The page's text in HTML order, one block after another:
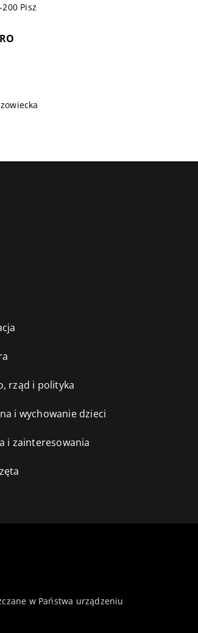
Pisz
rząd i polityka
i wychowanie dzieci
i zainteresowania
w Państwa urządzeniu